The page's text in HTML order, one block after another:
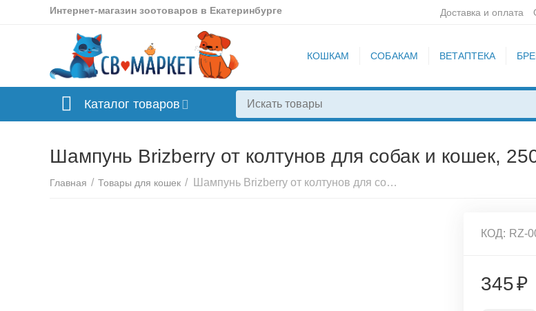
Интернет-магазин зоотоваров в Екатеринбурге Доставка и оплата
КОШКАМ СОБАКАМ ВЕТАПТЕКА
Каталог товаров
Шампунь Brizberry от колтунов для собак и кошек,
Главная / Товары для кошек / Шампунь Brizberry от колтунов для собак и кошек, 250 мл
КОД: RZ-
345₽